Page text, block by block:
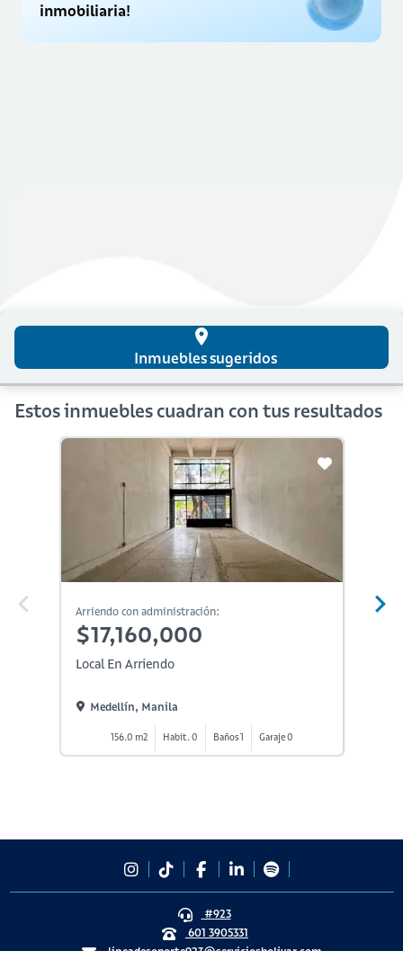
inmobiliaria!
place
Inmuebles sugeridos
Estos inmuebles cuadran con tus resultados
Arriendo con administración:
$17,160,000
Local En Arriendo
Medellín, Manila
156.0 m2 Habit. 0 Baños 1 Garaje 0
#923
601 3905331
lineadesoporte923@serviciosbolivar.com